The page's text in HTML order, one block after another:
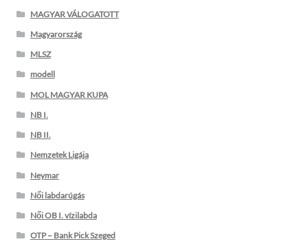
MAGYAR VÁLOGATOTT
Magyarország
MLSZ
modell
MOL MAGYAR KUPA
NB I.
NB II.
Nemzetek Ligája
Neymar
Női labdarúgás
Női OB I. vízilabda
OTP – Bank Pick Szeged